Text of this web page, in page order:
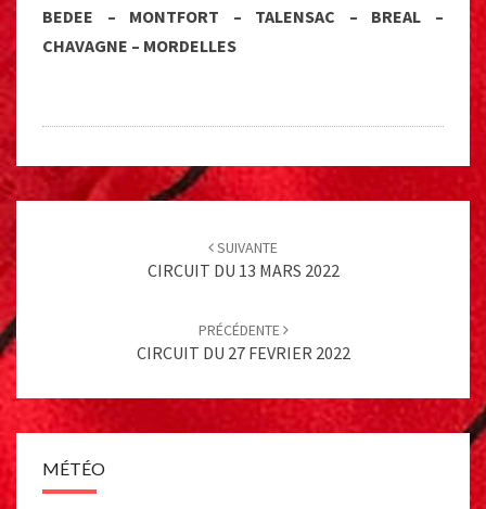
BEDEE – MONTFORT – TALENSAC – BREAL –
CHAVAGNE – MORDELLES
SUIVANTE
CIRCUIT DU 13 MARS 2022
PRÉCÉDENTE
CIRCUIT DU 27 FEVRIER 2022
MÉTÉO